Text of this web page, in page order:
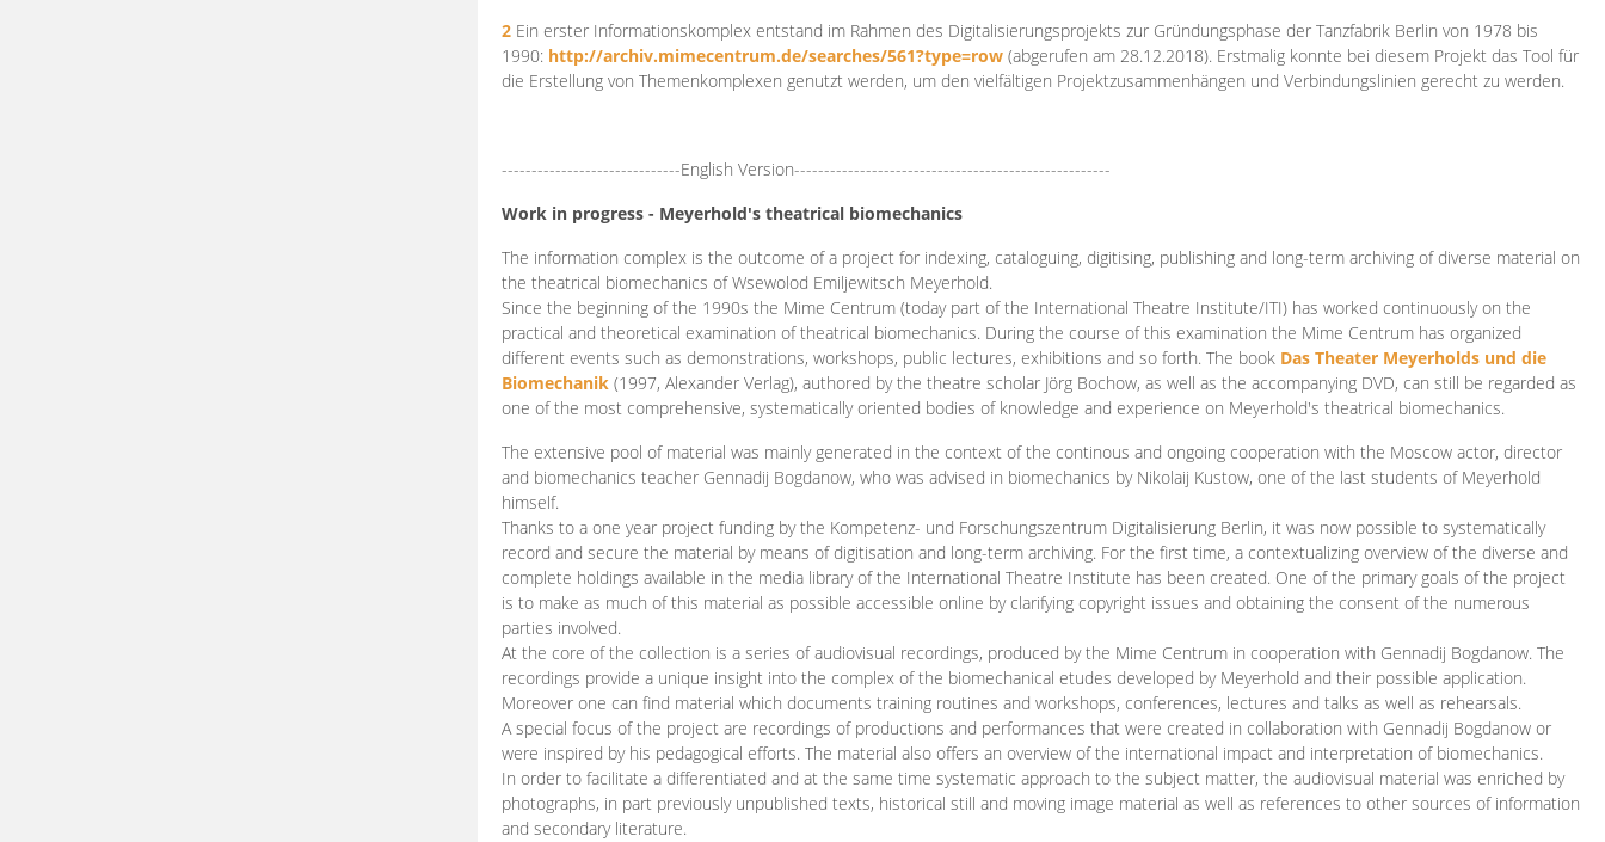
2 Ein erster Informationskomplex entstand im Rahmen des Digitalisierungsprojekts zur Gründungsphase der Tanzfabrik Berlin von 1978 bis
1990: http://archiv.mimecentrum.de/searches/561?type=row (abgerufen am 28.12.2018). Erstmalig konnte bei diesem Projekt das Tool für
die Erstellung von Themenkomplexen genutzt werden, um den vielfältigen Projektzusammenhängen und Verbindungslinien gerecht zu werden.
------------------------------English Version-----------------------------------------------------
Work in progress - Meyerhold's theatrical biomechanics
The information complex is the outcome of a project for indexing, cataloguing, digitising, publishing and long-term archiving of diverse material on
the theatrical biomechanics of Wsewolod Emiljewitsch Meyerhold.
Since the beginning of the 1990s the Mime Centrum (today part of the International Theatre Institute/ITI) has worked continuously on the
practical and theoretical examination of theatrical biomechanics. During the course of this examination the Mime Centrum has organized
different events such as demonstrations, workshops, public lectures, exhibitions and so forth. The book Das Theater Meyerholds und die
Biomechanik (1997, Alexander Verlag), authored by the theatre scholar Jörg Bochow, as well as the accompanying DVD, can still be regarded as
one of the most comprehensive, systematically oriented bodies of knowledge and experience on Meyerhold's theatrical biomechanics.
The extensive pool of material was mainly generated in the context of the continous and ongoing cooperation with the Moscow actor, director
and biomechanics teacher Gennadij Bogdanow, who was advised in biomechanics by Nikolaij Kustow, one of the last students of Meyerhold
himself.
Thanks to a one year project funding by the Kompetenz- und Forschungszentrum Digitalisierung Berlin, it was now possible to systematically
record and secure the material by means of digitisation and long-term archiving. For the first time, a contextualizing overview of the diverse and
complete holdings available in the media library of the International Theatre Institute has been created. One of the primary goals of the project
is to make as much of this material as possible accessible online by clarifying copyright issues and obtaining the consent of the numerous
parties involved.
At the core of the collection is a series of audiovisual recordings, produced by the Mime Centrum in cooperation with Gennadij Bogdanow. The
recordings provide a unique insight into the complex of the biomechanical etudes developed by Meyerhold and their possible application.
Moreover one can find material which documents training routines and workshops, conferences, lectures and talks as well as rehearsals.
A special focus of the project are recordings of productions and performances that were created in collaboration with Gennadij Bogdanow or
were inspired by his pedagogical efforts. The material also offers an overview of the international impact and interpretation of biomechanics.
In order to facilitate a differentiated and at the same time systematic approach to the subject matter, the audiovisual material was enriched by
photographs, in part previously unpublished texts, historical still and moving image material as well as references to other sources of information
and secondary literature.